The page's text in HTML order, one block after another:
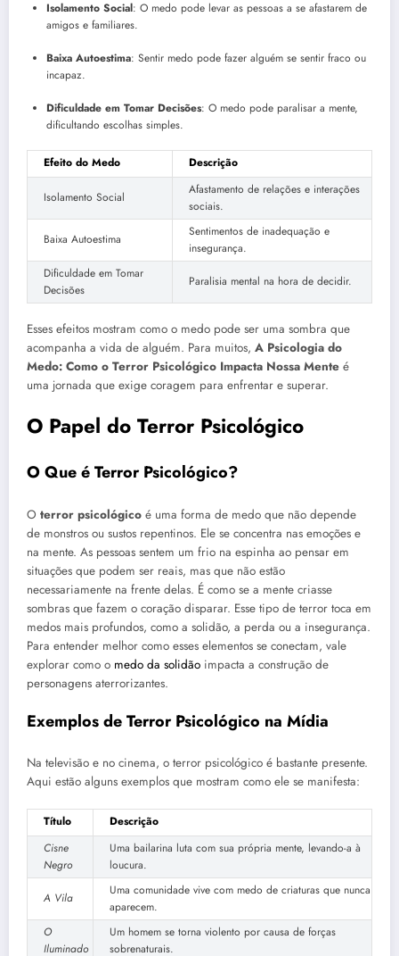
Isolamento Social: O medo pode levar as pessoas a se afastarem de
amigos e familiares.
Baixa Autoestima: Sentir medo pode fazer alguém se sentir fraco ou
incapaz.
Dificuldade em Tomar Decisões: O medo pode paralisar a mente,
dificultando escolhas simples.
Efeito do Medo Descrição
Isolamento Social
Afastamento de relações e interações
sociais.
Baixa Autoestima
Sentimentos de inadequação e
insegurança.
Dificuldade em Tomar
Decisões
Paralisia mental na hora de decidir.
Esses efeitos mostram como o medo pode ser uma sombra que
acompanha a vida de alguém. Para muitos, A Psicologia do
Medo: Como o Terror Psicológico Impacta Nossa Mente é
uma jornada que exige coragem para enfrentar e superar.
O Papel do Terror Psicológico
O Que é Terror Psicológico?
O terror psicológico é uma forma de medo que não depende
de monstros ou sustos repentinos. Ele se concentra nas emoções e
na mente. As pessoas sentem um frio na espinha ao pensar em
situações que podem ser reais, mas que não estão
necessariamente na frente delas. É como se a mente criasse
sombras que fazem o coração disparar. Esse tipo de terror toca em
medos mais profundos, como a solidão, a perda ou a insegurança.
Para entender melhor como esses elementos se conectam, vale
explorar como o medo da solidão impacta a construção de
personagens aterrorizantes.
Exemplos de Terror Psicológico na Mídia
Na televisão e no cinema, o terror psicológico é bastante presente.
Aqui estão alguns exemplos que mostram como ele se manifesta:
Título
Descrição
Cisne
Negro
Uma bailarina luta com sua própria mente, levando-a à
loucura.
A Vila
Uma comunidade vive com medo de criaturas que nunca
aparecem.
O
Iluminado
Um homem se torna violento por causa de forças
sobrenaturais.